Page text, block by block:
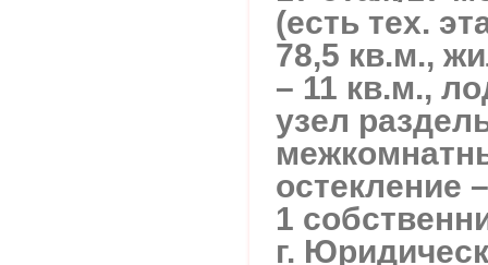
(есть тех.
78,5 кв.м.,
– 11 кв.м.,
узел
остекление
1
г.